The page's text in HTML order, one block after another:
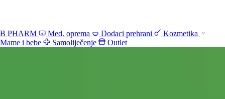
B PHARM Med. oprema Dodaci prehrani
Kozmetika
Mame i bebe
Samoliječenje Outlet